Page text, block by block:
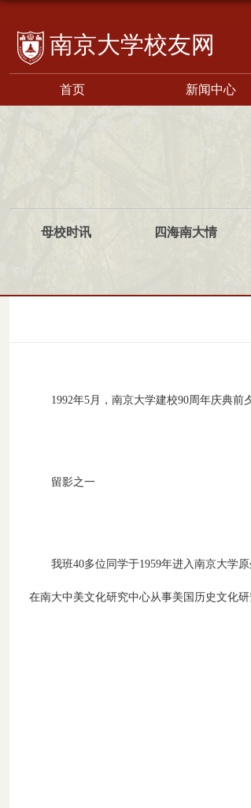
校友网
首页 新闻中心
母校时讯 四海南大情
1992年5月，南京大学建校90周年庆典
留影之一
我班40多位同学于1959年进入南京大学
在南大中美文化研究中心从事美国历史文化